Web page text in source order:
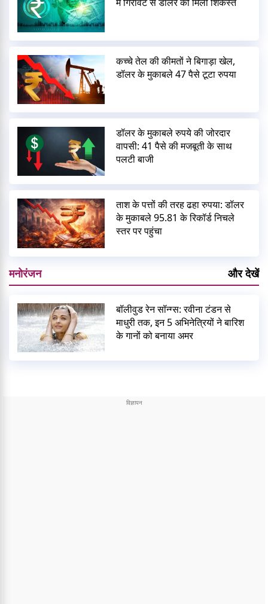
कच्चे तेल की कीमतों ने बिगाड़ा खेल,
डॉलर के मुकाबले 47 पैसे टूटा रुपया
डॉलर के मुकाबले रुपये की जोरदार
वापसी: 41 पैसे की मजबूती के साथ
पलटी बाजी
ताश के पत्तों की तरह ढहा रुपया: डॉलर
के मुकाबले 95.81 के रिकॉर्ड निचले
स्तर पर पहुंचा
मनोरंजन और देखें
बॉलीवुड रेन सॉन्ग्स: रवीना टंडन से
माधुरी तक, इन 5 अभिनेत्रियों ने बारिश
के गानों को बनाया अमर